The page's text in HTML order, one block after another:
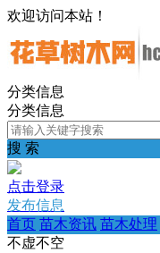
欢迎访问本站！
分类信息
分类信息
搜 索
点击登录
发布信息
首页 苗木资讯 苗木处理
不虚不空